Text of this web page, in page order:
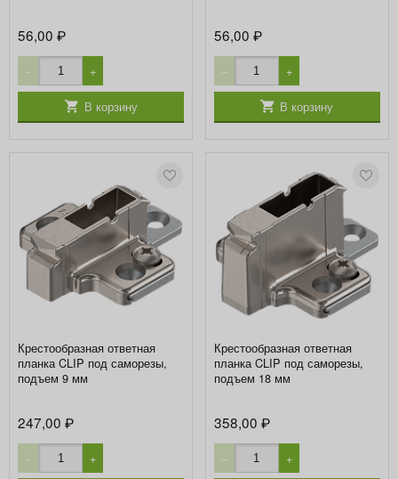
56,00₽
− +
В корзину
56,00 ₽
− +
В корзину
Крестообразная ответная
планка CLIP под саморезы,
подъем 9 мм
247,00₽
− +
Крестообразная ответная
планка CLIP под саморезы,
подъем 18 мм
358,00 ₽
− +